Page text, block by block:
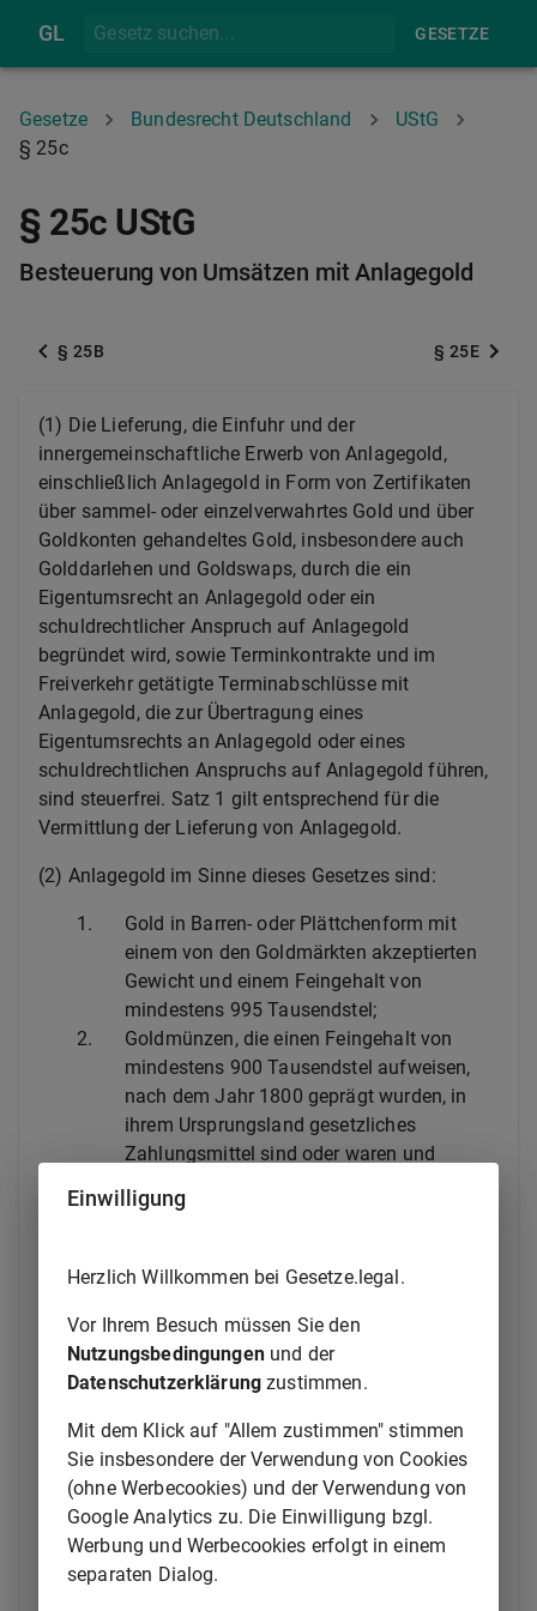
GL GESETZE
Gesetze Bundesrecht Deutschland
UStG
§ 25c
§ 25c UStG
Besteuerung von Umsätzen mit Anlagegold
§ 25B § 25E
(1) Die Lieferung, die Einfuhr und der
innergemeinschaftliche Erwerb von Anlagegold,
einschließlich Anlagegold in Form von Zertifikaten
über sammel- oder einzelverwahrtes Gold und über
Goldkonten gehandeltes Gold, insbesondere auch
Golddarlehen und Goldswaps, durch die ein
Eigentumsrecht an Anlagegold oder ein
schuldrechtlicher Anspruch auf Anlagegold
begründet wird, sowie Terminkontrakte und im
Freiverkehr getätigte Terminabschlüsse mit
Anlagegold, die zur Übertragung eines
Eigentumsrechts an Anlagegold oder eines
schuldrechtlichen Anspruchs auf Anlagegold führen,
sind steuerfrei. Satz 1 gilt entsprechend für die
Vermittlung der Lieferung von Anlagegold.
(2) Anlagegold im Sinne dieses Gesetzes sind:
1.
Gold in Barren- oder Plättchenform mit
einem von den Goldmärkten akzeptierten
Gewicht und einem Feingehalt von
mindestens 995 Tausendstel;
2.
Goldmünzen, die einen Feingehalt von
mindestens 900 Tausendstel aufweisen,
nach dem Jahr 1800 geprägt wurden, in
ihrem Ursprungsland gesetzliches
Zahlungsmittel sind oder waren und
werden, der den Offenmarktwert ihres
übersteigt.
(3) Der Unternehmer, der Anlagegold herstellt oder
Gold in Anlagegold umwandelt, kann eine Lieferung,
die nach Absatz 1 Satz 1 steuerfrei ist, als
Unternehmer für dessen Unternehmen ausgeführt
wird. Der Unternehmer, der üblicherweise Gold zu
gewerblichen Zwecken liefert, kann eine Lieferung
von Anlagegold im Sinne des Absatzes 2 Nr. 1, die
nach Absatz 1 Satz 1 steuerfrei ist, als steuerpflichtig
behandeln, wenn sie an einen anderen Unternehmer
Einwilligung
Herzlich Willkommen bei Gesetze.legal.
Vor Ihrem Besuch müssen Sie den
Nutzungsbedingungenund der
Datenschutzerklärung zustimmen.
Mit dem Klick auf "Allem zustimmen" stimmen
Sie insbesondere der Verwendung von Cookies
(ohne Werbecookies) und der Verwendung von
Google Analytics zu. Die Einwilligung bzgl.
Werbung und Werbecookies erfolgt in einem
separaten Dialog.